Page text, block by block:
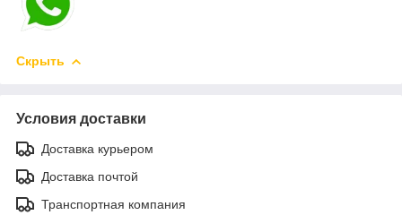
Скрыть
Условия доставки
Доставка курьером
Доставка почтой
Транспортная компания